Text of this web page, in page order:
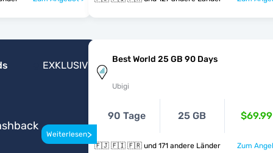
EXKLUSIV
Weiterlesen>
Best World 25 GB 90 Days
Ubigi
90 Tage 25 GB $69.99
🇫🇯 🇫🇮 🇫🇷 und 171 andere Länder Zum